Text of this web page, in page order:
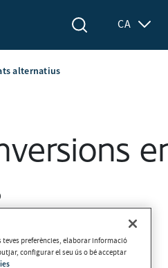
CA
alternatius
preferències, elaborar informació
configurar el seu ús o bé acceptar